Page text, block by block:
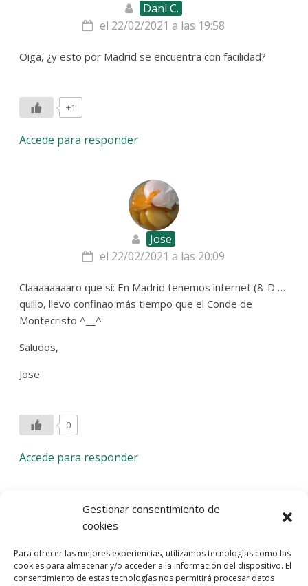
Gestionar consentimiento de
cookies
Para ofrecer las mejores experiencias, utilizamos tecnologías como las
cookies para almacenar y/o acceder a la información del dispositivo. El
consentimiento de estas tecnologías nos permitirá procesar datos
Dani C.
el 22/02/2021 a las 19:58
Oiga, ¿y esto por Madrid se encuentra con facilidad?
+1
Accede para responder
Jose
el 22/02/2021 a las 20:09
Claaaaaaaaro que sí: En Madrid tenemos internet (8-D …
quillo, llevo confinao más tiempo que el Conde de
Montecristo ^__^
Saludos,
Jose
0
Accede para responder
Deja una respuesta
comentario.